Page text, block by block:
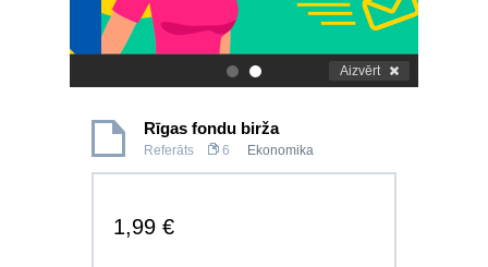
. Aizvērt
Rīgas fondu birža
Referāts 6 Ekonomika
1,99 €